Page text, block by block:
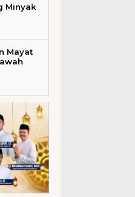
Minyak
Mayat